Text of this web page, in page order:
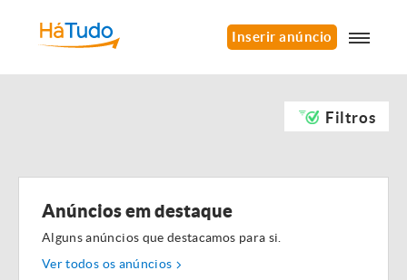
Inserir anúncio
Filtros
Anúncios em destaque
Alguns anúncios que destacamos para si.
Ver todos os anúncios